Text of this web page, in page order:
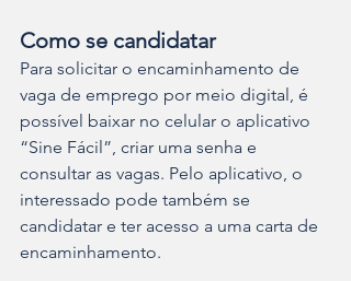
Como se candidatar
Para solicitar o encaminhamento de
vaga de emprego por meio digital, é
possível baixar no celular o aplicativo
“Sine Fácil”, criar uma senha e
consultar as vagas. Pelo aplicativo, o
interessado pode também se
candidatar e ter acesso a uma carta de
encaminhamento.